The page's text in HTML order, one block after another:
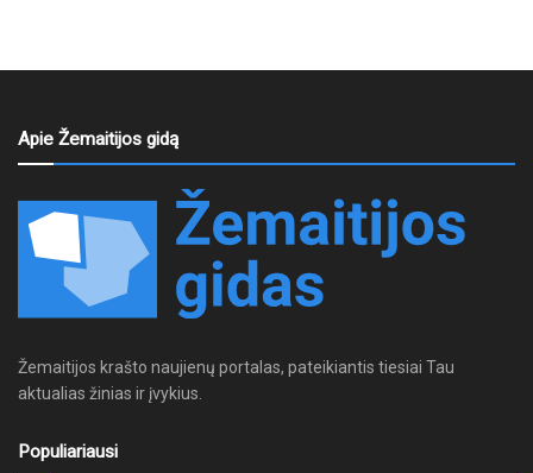
Apie Žemaitijos gidą
Žemaitijos krašto naujienų portalas, pateikiantis tiesiai Tau
aktualias žinias ir įvykius.
Populiariausi